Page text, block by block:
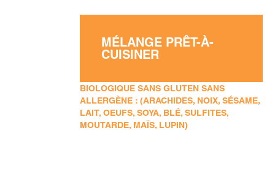
MÉLANGE PRÊT-À-
CUISINER
BIOLOGIQUE SANS GLUTEN SANS
ALLERGÈNE : (ARACHIDES, NOIX, SÉSAME,
LAIT, OEUFS, SOYA, BLÉ, SULFITES,
MOUTARDE, MAÏS, LUPIN)